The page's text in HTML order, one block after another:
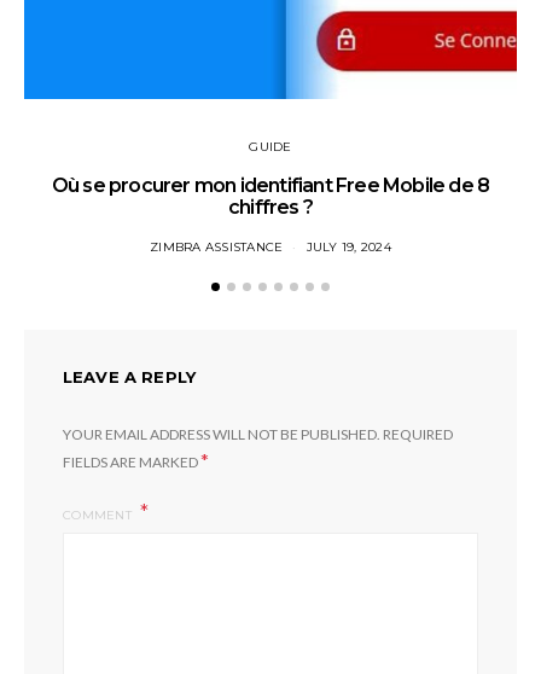
GUIDE
Où se procurer mon identifiant Free Mobile de 8
chiffres ?
ZIMBRA ASSISTANCE JULY 19, 2024
LEAVE A REPLY
YOUR EMAIL ADDRESS WILL NOT BE PUBLISHED. REQUIRED
FIELDS ARE MARKED*
COMMENT